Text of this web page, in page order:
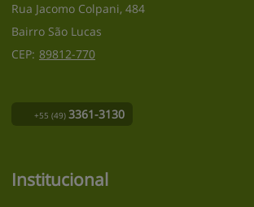
Rua Jacomo Colpani, 484
Bairro São Lucas
CEP: 89812-770
+55 (49) 3361-3130
Institucional